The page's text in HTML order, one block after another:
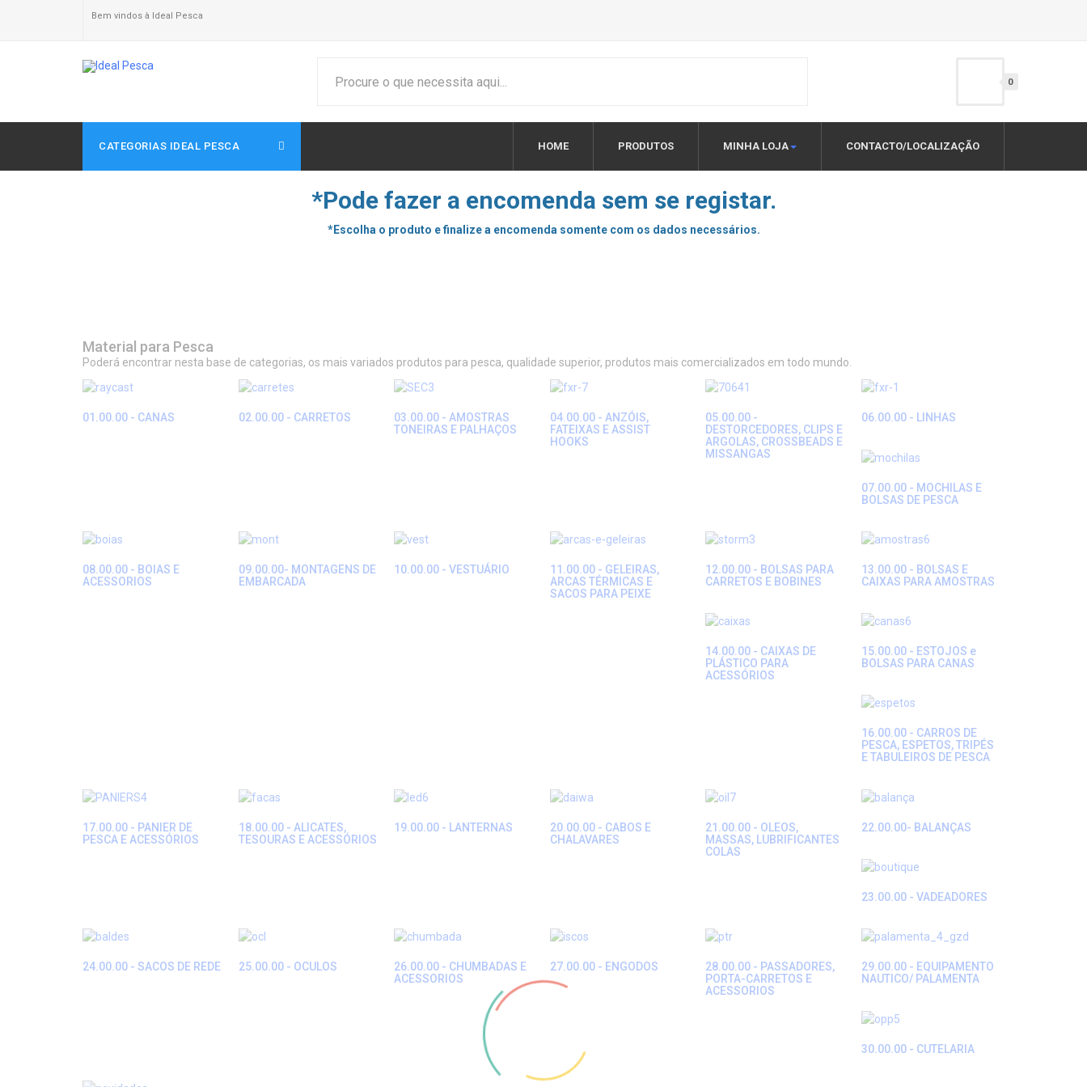
Bem vindos à Ideal Pesca
0
CATEGORIAS IDEAL PESCA HOME PRODUTOS MINHA LOJA CONTACTO/LOCALIZAÇÃO
*Pode fazer a encomenda sem se registar.
*Escolha o produto e finalize a encomenda somente com os dados necessários.
Material para Pesca
Poderá encontrar nesta base de categorias, os mais variados produtos para pesca, qualidade superior, produtos mais comercializados em todo mundo.
01.00.00 - CANAS 02.00.00 - CARRETOS
03.00.00 - AMOSTRAS
TONEIRAS E PALHAÇOS
04.00.00 - ANZÓIS,
FATEIXAS E ASSIST
HOOKS
05.00.00 -
DESTORCEDORES, CLIPS E
ARGOLAS, CROSSBEADS E
MISSANGAS
06.00.00 - LINHAS
07.00.00 - MOCHILAS E
BOLSAS DE PESCA
08.00.00 - BOIAS E
ACESSORIOS
09.00.00- MONTAGENS DE
EMBARCADA
10.00.00 - VESTUÁRIO
11.00.00 - GELEIRAS,
ARCAS TÉRMICAS E
SACOS PARA PEIXE
12.00.00 - BOLSAS PARA
CARRETOS E BOBINES
13.00.00 - BOLSAS E
CAIXAS PARA AMOSTRAS
14.00.00 - CAIXAS DE
PLÁSTICO PARA
ACESSÓRIOS
15.00.00 - ESTOJOS e
BOLSAS PARA CANAS
16.00.00 - CARROS DE
PESCA, ESPETOS, TRIPÉS
E TABULEIROS DE PESCA
17.00.00 - PANIER DE
PESCA E ACESSÓRIOS
18.00.00 - ALICATES,
TESOURAS E ACESSÓRIOS
19.00.00 - LANTERNAS
20.00.00 - CABOS E
CHALAVARES
21.00.00 - OLEOS,
MASSAS, LUBRIFICANTES
COLAS
22.00.00- BALANÇAS
23.00.00 - VADEADORES
24.00.00 - SACOS DE REDE 25.00.00 - OCULOS
26.00.00 - CHUMBADAS E
ACESSORIOS
27.00.00 - ENGODOS
28.00.00 - PASSADORES,
PORTA-CARRETOS E
ACESSORIOS
29.00.00 - EQUIPAMENTO
NAUTICO/ PALAMENTA
30.00.00 - CUTELARIA